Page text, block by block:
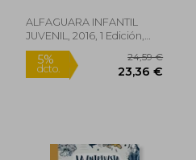
ALFAGUARA INFANTIL
JUVENIL, 2016, 1 Edición,
Tapa Blanda, Nuevo